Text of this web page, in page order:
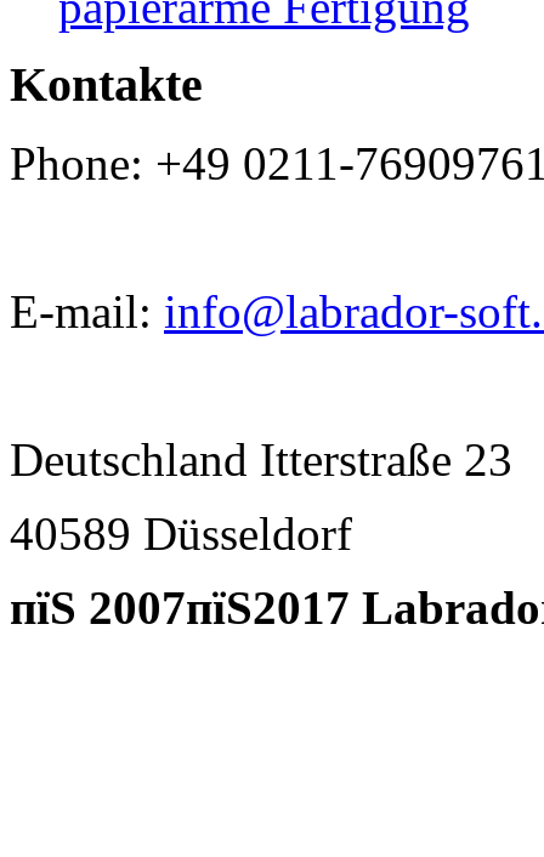
Kontakte
Phone: +49 0211-
E-mail: info@labrador-
Deutschland Itterstraße 23
40589 Düsseldorf
пїЅ 2007пїЅ2017